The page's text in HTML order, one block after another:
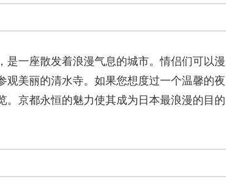
一座散发着浪漫气息的城市。情侣们可以漫
美丽的清水寺。如果您想度过一个温馨的夜
京都永恒的魅力使其成为日本最浪漫的目的